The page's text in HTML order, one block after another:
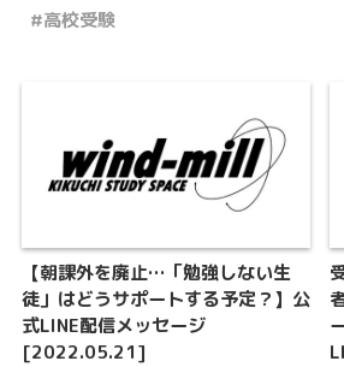
高校受験
【朝課外を廃止…「勉強しない生
徒」はどうサポートする予定？】公
式LINE配信メッセージ
[2022.05.21]